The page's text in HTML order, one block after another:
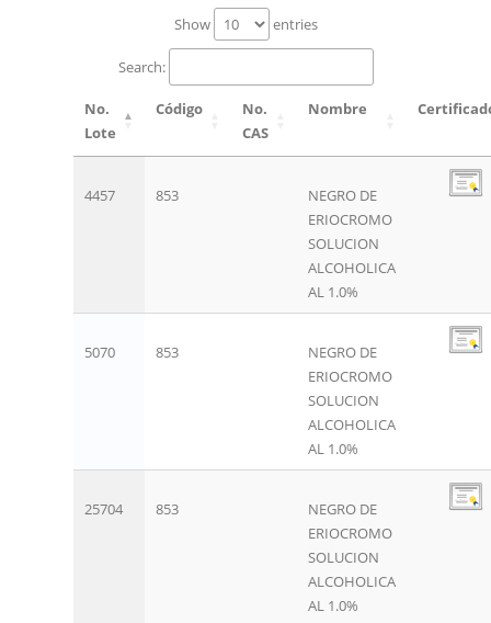
Show entries
Search:
No.
Lote
Código
No.
CAS
Nombre
4457 853
NEGRO DE
ERIOCROMO
SOLUCION
ALCOHOLICA
AL 1.0%
5070 853
NEGRO DE
ERIOCROMO
SOLUCION
ALCOHOLICA
AL 1.0%
25704 853
NEGRO DE
ERIOCROMO
SOLUCION
ALCOHOLICA
AL 1.0%